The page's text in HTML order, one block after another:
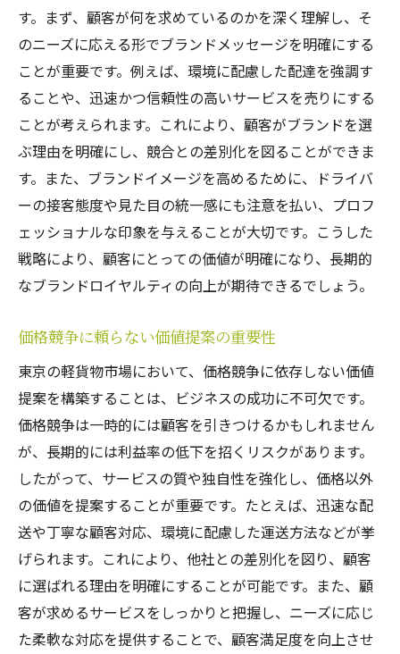
す。まず、顧客が何を求めているのかを深く理解し、そ
のニーズに応える形でブランドメッセージを明確にする
ことが重要です。例えば、環境に配慮した配達を強調す
ることや、迅速かつ信頼性の高いサービスを売りにする
ことが考えられます。これにより、顧客がブランドを選
ぶ理由を明確にし、競合との差別化を図ることができま
す。また、ブランドイメージを高めるために、ドライバ
ーの接客態度や見た目の統一感にも注意を払い、プロフ
ェッショナルな印象を与えることが大切です。こうした
戦略により、顧客にとっての価値が明確になり、長期的
なブランドロイヤルティの向上が期待できるでしょう。
価格競争に頼らない価値提案の重要性
東京の軽貨物市場において、価格競争に依存しない価値
提案を構築することは、ビジネスの成功に不可欠です。
価格競争は一時的には顧客を引きつけるかもしれません
が、長期的には利益率の低下を招くリスクがあります。
したがって、サービスの質や独自性を強化し、価格以外
の価値を提案することが重要です。たとえば、迅速な配
送や丁寧な顧客対応、環境に配慮した運送方法などが挙
げられます。これにより、他社との差別化を図り、顧客
に選ばれる理由を明確にすることが可能です。また、顧
客が求めるサービスをしっかりと把握し、ニーズに応じ
た柔軟な対応を提供することで、顧客満足度を向上させ